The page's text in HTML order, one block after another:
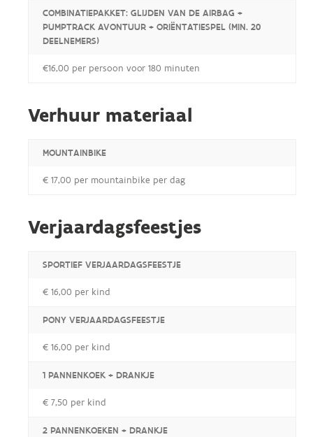
COMBINATIEPAKKET: GLIJDEN VAN DE AIRBAG +
PUMPTRACK AVONTUUR + ORIËNTATIESPEL (MIN. 20
DEELNEMERS)
€16,00 per persoon voor 180 minuten
Verhuur materiaal
MOUNTAINBIKE
€ 17,00 per mountainbike per dag
Verjaardagsfeestjes
SPORTIEF VERJAARDAGSFEESTJE
€ 16,00 per kind
PONY VERJAARDAGSFEESTJE
€ 16,00 per kind
1 PANNENKOEK + DRANKJE
€ 7,50 per kind
2 PANNENKOEKEN + DRANKJE